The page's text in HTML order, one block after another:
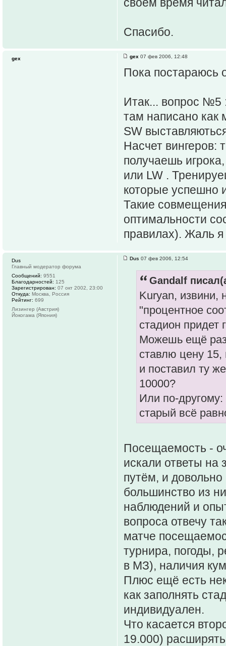
Спасибо.
gex 07 фев 2006, 12:48
Пока постараюсь
Итак... вопрос №5
там написано как
SW
Насчет
получаешь
или LW .
которые успешно
Такие совмещения
оптимальности
правилах). Жаль я
gex
Dus 07 фев 2006, 12:54
Gandalf
Kuryan, извини,
"процентное
стадион придет
Можешь ещё раз
ставлю цену
и поставил ту
10000?
Или по-
старый всё
Посещаемость -
искали ответы на
путём, и
большинство из
наблюдений и
вопроса отвечу
матче
турнира, погоды,
в МЗ), наличия
Плюс ещё есть
как заполнять
индивидуален.
Что касается
19.000)
Dus
Главный модератор форума
Сообщений: 9551
Благодарностей: 125
Зарегистрирован: 07 окт 2002, 23:00
Откуда: Москва, Россия
Рейтинг: 699
Лизингер (Австрия)
Йокогама (Япония)